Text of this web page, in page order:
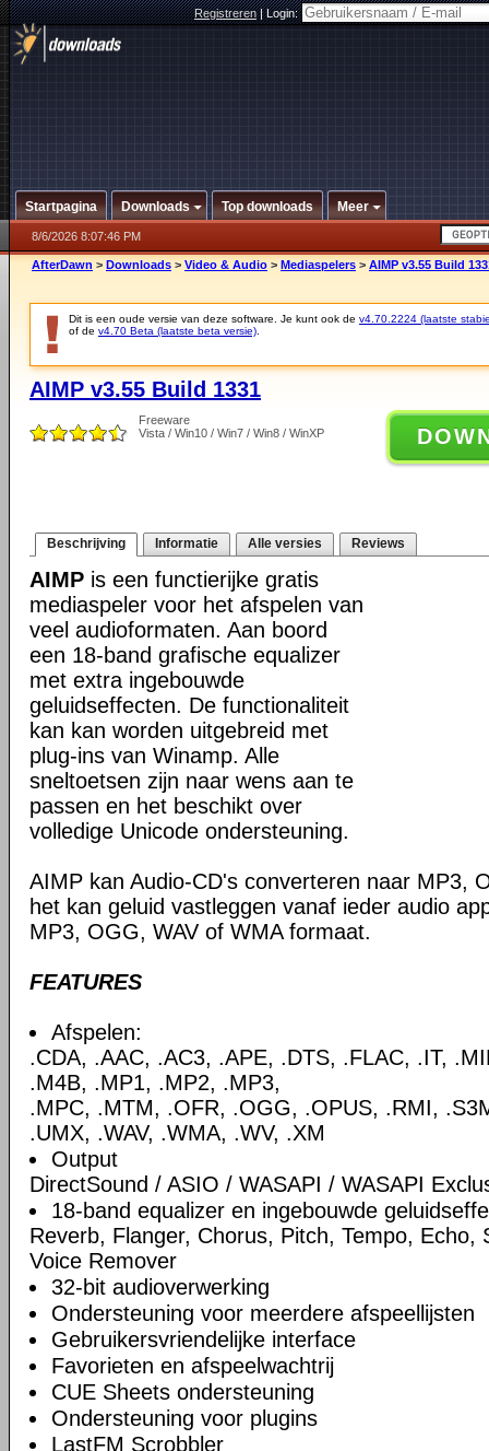
Registreren|Login:
Startpagina Downloads Top downloads Meer
8/6/2026 8:07:46 PM
AfterDawn > Downloads > Video & Audio > Mediaspelers > AIMP v3.55 Build
Dit is een oude versie van deze software. Je kunt ook de v4.70.2224 (laatste
of de v4.70 Beta (laatste beta versie)
AIMP v3.55 Build 1331
Freeware
Vista / Win10 / Win7 / Win8 / WinXP
Beschrijving Informatie Alle versies Reviews
AIMP is een functierijke gratis
mediaspeler voor het afspelen van
veel audioformaten. Aan boord
een 18-band grafische equalizer
met extra ingebouwde
geluidseffecten. De functionaliteit
kan kan worden uitgebreid met
plug-ins van Winamp. Alle
sneltoetsen zijn naar wens aan te
passen en het beschikt over
volledige Unicode ondersteuning.
AIMP kan Audio-CD's converteren naar MP3,
het kan geluid vastleggen vanaf ieder audio
MP3, OGG, WAV of WMA formaat.
FEATURES
Afspelen:
.CDA, .AAC, .AC3, .APE, .DTS, .FLAC, .IT,
.M4B, .MP1, .MP2, .MP3,
.MPC, .MTM, .OFR, .OGG, .OPUS, .RMI,
.UMX, .WAV, .WMA, .WV, .XM
Output
DirectSound / ASIO / WASAPI / WASAPI
18-band equalizer en ingebouwde
Reverb, Flanger, Chorus, Pitch, Tempo, Echo,
Voice Remover
32-bit audioverwerking
Ondersteuning voor meerdere afspeellijsten
Gebruikersvriendelijke interface
Favorieten en afspeelwachtrij
CUE Sheets ondersteuning
Ondersteuning voor plugins
LastFM Scrobbler